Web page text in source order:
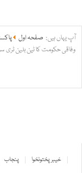
آپ یہاں ہیں: صفحہ اول
وفاقی حکومت کا ٹین بلین ٹری
پنجاب
خیبر پختونخوا